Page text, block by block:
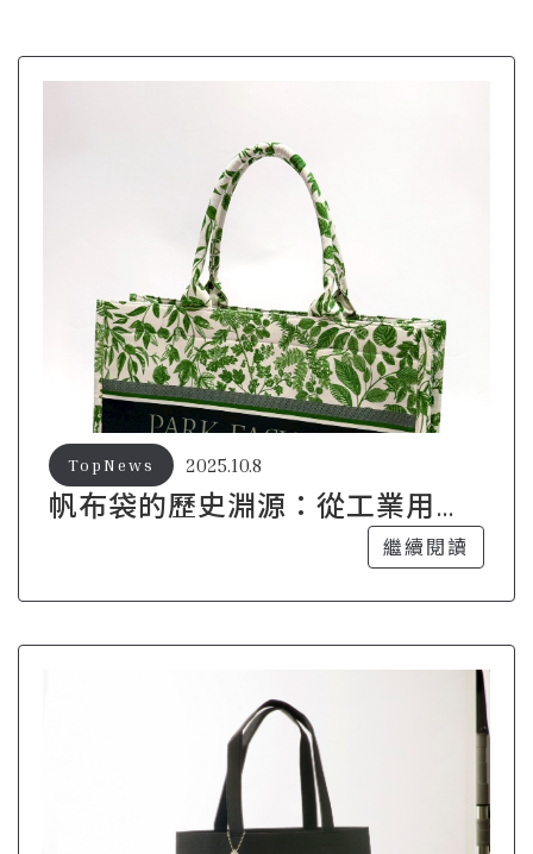
帆布袋的歷史淵源：從工業用品
2025.10.8
TopNews
繼續閱讀